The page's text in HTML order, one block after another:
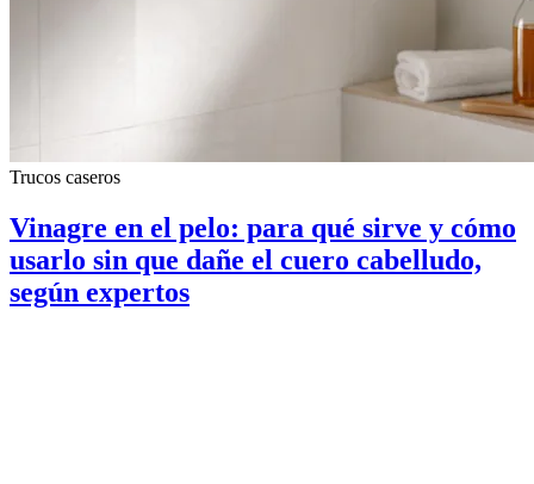
Trucos caseros
Vinagre en el pelo: para qué sirve y cómo
usarlo sin que dañe el cuero cabelludo,
según expertos